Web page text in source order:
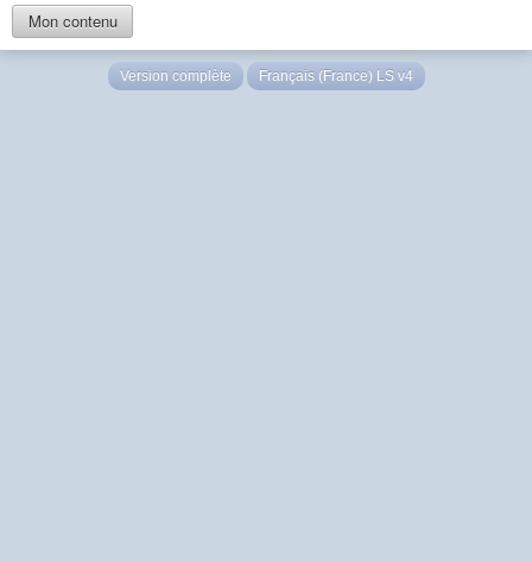
Mon contenu
Version complète Français (France) LS v4